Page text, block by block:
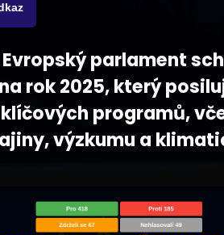
Evropský parlament
rok 2025, který
programů,
výzkumu a